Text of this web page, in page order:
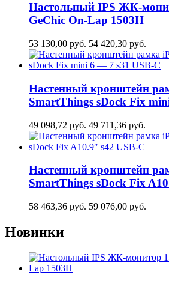
Настольный IPS ЖК-
GeСhic On-Lap 1503H
53 130,00 руб. 54 420,30 руб.
Настенный кронштейн
SmartThings sDock Fix
49 098,72 руб. 49 711,36 руб.
Настенный кронштейн
SmartThings sDock Fix
58 463,36 руб. 59 076,00 руб.
Новинки